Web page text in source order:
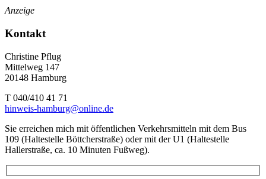
Anzeige
Kontakt
Christine Pflug
Mittelweg 147
20148 Hamburg
T 040/410 41 71
hinweis-hamburg@online.de
Sie erreichen mich mit öffentlichen Verkehrsmitteln mit dem Bus
109 (Haltestelle Böttcherstraße) oder mit der U1 (Haltestelle
Hallerstraße, ca. 10 Minuten Fußweg).